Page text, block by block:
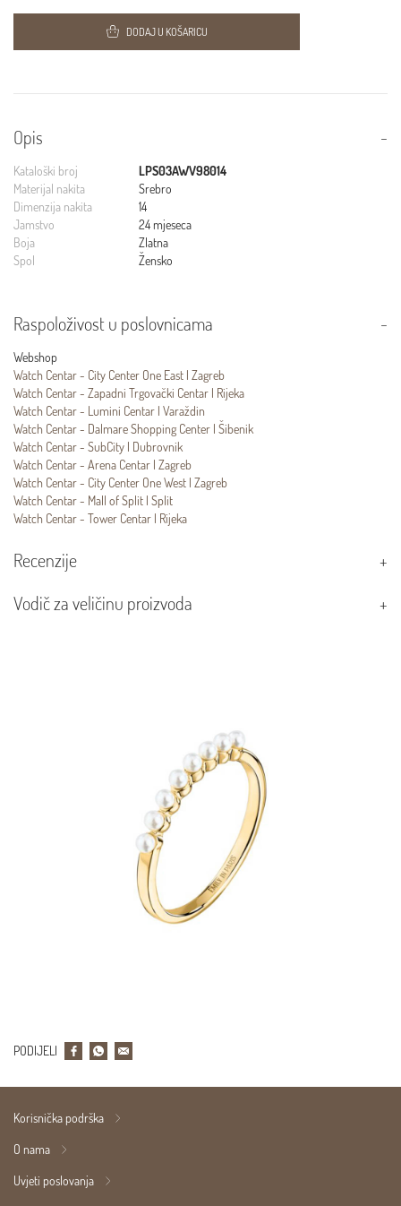
DODAJ U KOŠARICU
Opis
Kataloški broj
LPS03AWV98014
Materijal nakita
Srebro
Dimenzija nakita
14
Jamstvo
24 mjeseca
Boja
Zlatna
Spol
Žensko
Raspoloživost u poslovnicama
Webshop
Watch Centar - City Center One East | Zagreb
Watch Centar - Zapadni Trgovački Centar | Rijeka
Watch Centar - Lumini Centar | Varaždin
Watch Centar - Dalmare Shopping Center | Šibenik
Watch Centar - SubCity | Dubrovnik
Watch Centar - Arena Centar | Zagreb
Watch Centar - City Center One West | Zagreb
Watch Centar - Mall of Split | Split
Watch Centar - Tower Centar | Rijeka
Recenzije
Vodič za veličinu proizvoda
PODIJELI
Korisnička podrška
O nama
Uvjeti poslovanja